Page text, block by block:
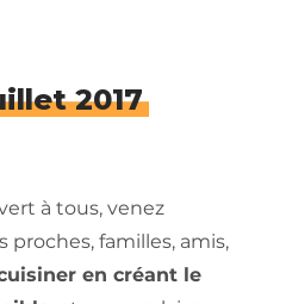
2017
à tous, venez
proches, familles, amis,
en créant le